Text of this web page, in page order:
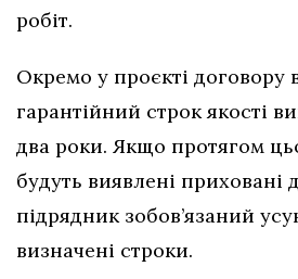
робіт.
Окремо у проєкті договору
гарантійний строк якості
два роки. Якщо протягом
будуть виявлені приховані
підрядник зобов’язаний
визначені строки.